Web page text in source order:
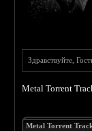
Здравствуйте,
Metal Torrent
Metal Torrent